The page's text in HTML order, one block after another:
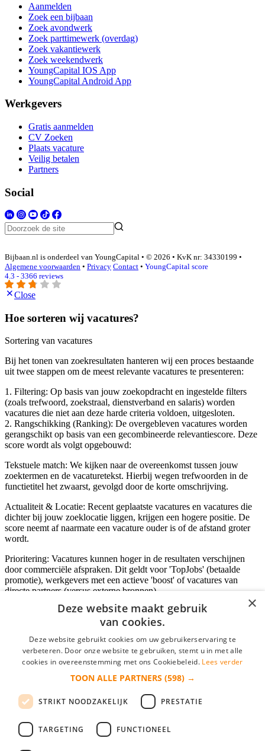
Aanmelden
Zoek een bijbaan
Zoek avondwerk
Zoek parttimewerk (overdag)
Zoek vakantiewerk
Zoek weekendwerk
YoungCapital IOS App
YoungCapital Android App
Werkgevers
Gratis aanmelden
CV Zoeken
Plaats vacature
Veilig betalen
Partners
Social
Bijbaan.nl is onderdeel van YoungCapital • © 2026 • KvK nr: 34330199 •
Algemene voorwaarden • Privacy Contact • YoungCapital score
4.3 - 3366 reviews
Close
Hoe sorteren wij vacatures?
Sortering van vacatures
Bij het tonen van zoekresultaten hanteren wij een proces bestaande
uit twee stappen om de meest relevante vacatures te presenteren:
1. Filtering: Op basis van jouw zoekopdracht en ingestelde filters
(zoals trefwoord, zoekstraal, dienstverband en salaris) worden
vacatures die niet aan deze harde criteria voldoen, uitgesloten.
2. Rangschikking (Ranking): De overgebleven vacatures worden
gerangschikt op basis van een gecombineerde relevantiescore. Deze
score wordt als volgt opgebouwd:
Tekstuele match: We kijken naar de overeenkomst tussen jouw
zoektermen en de vacaturetekst. Hierbij wegen trefwoorden in de
functietitel het zwaarst, gevolgd door de korte omschrijving.
Actualiteit & Locatie: Recent geplaatste vacatures en vacatures die
dichter bij jouw zoeklocatie liggen, krijgen een hogere positie. De
score neemt af naarmate een vacature ouder is of de afstand groter
wordt.
Prioritering: Vacatures kunnen hoger in de resultaten verschijnen
door commerciële afspraken. Dit geldt voor 'TopJobs' (betaalde
promotie), werkgevers met een actieve 'boost' of vacatures van
directe partners (versus externe bronnen).
Inloggen als bedrijf
*
login gegevens onthouden
login
×
Deze website maakt gebruik
van cookies.
Deze website gebruikt cookies om uw gebruikerservaring te
verbeteren. Door onze website te gebruiken, stemt u in met alle
cookies in overeenstemming met ons Cookiebeleid. Lees verder
TOON ALLE PARTNERS (598) →
STRIKT NOODZAKELIJK PRESTATIE
TARGETING FUNCTIONEEL